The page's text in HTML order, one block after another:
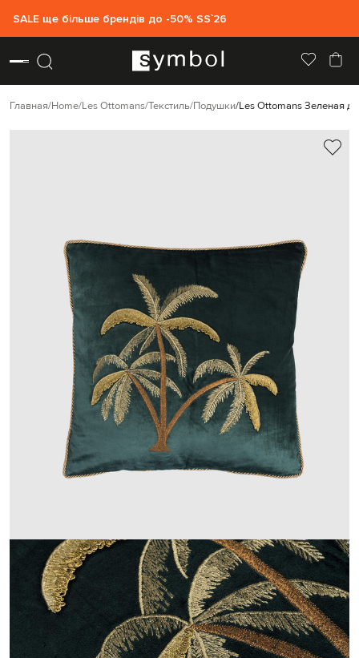
SALE ще більше брендів до -50% SS`26
Главная Home Les Ottomans Текстиль Подушки Les Ottomans Зеленая